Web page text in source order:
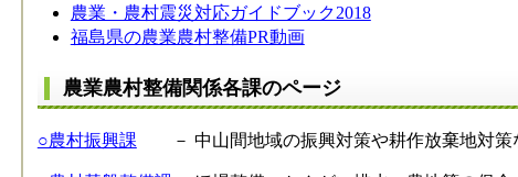
農業・農村震災対応ガイドブック2018
福島県の農業農村整備PR動画
農業農村整備関係各課のページ
○農村振興課 － 中山間地域の振興対策や耕作放棄地対策